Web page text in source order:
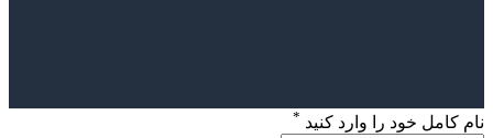
نام کامل خود را وارد کنید *